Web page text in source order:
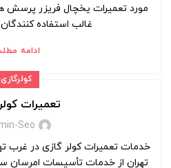
مورد تعمیرات یخچال فریزر
غالب استفاده کنندگان
ادامه
کولرگازی
تعمیرات
Seo
خدمات تعمیرات کولر گازی در غرب
تهران از خدمات تأسیسات امرسان